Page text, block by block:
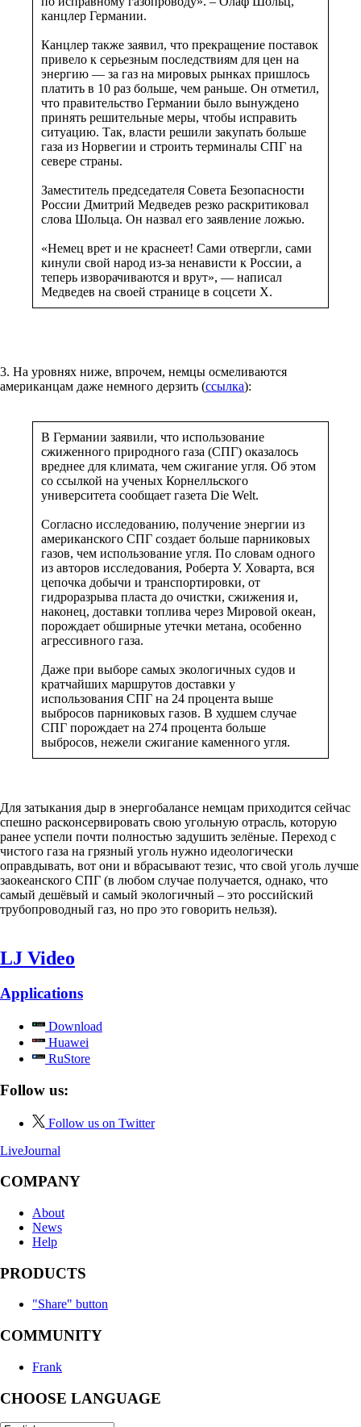
канцлер Германии.
Канцлер также заявил, что прекращение поставок
привело к серьезным последствиям для цен на
энергию — за газ на мировых рынках пришлось
платить в 10 раз больше, чем раньше. Он отметил,
что правительство Германии было вынуждено
принять решительные меры, чтобы исправить
ситуацию. Так, власти решили закупать больше
газа из Норвегии и строить терминалы СПГ на
севере страны.
Заместитель председателя Совета Безопасности
России Дмитрий Медведев резко раскритиковал
слова Шольца. Он назвал его заявление ложью.
«Немец врет и не краснеет! Сами отвергли, сами
кинули свой народ из-за ненависти к России, а
теперь изворачиваются и врут», — написал
Медведев на своей странице в соцсети X.
3. На уровнях ниже, впрочем, немцы осмеливаются
американцам даже немного дерзить (ссылка):
В Германии заявили, что использование
сжиженного природного газа (СПГ) оказалось
вреднее для климата, чем сжигание угля. Об этом
со ссылкой на ученых Корнелльского
университета сообщает газета Die Welt.
Согласно исследованию, получение энергии из
американского СПГ создает больше парниковых
газов, чем использование угля. По словам одного
из авторов исследования, Роберта У. Ховарта, вся
цепочка добычи и транспортировки, от
гидроразрыва пласта до очистки, сжижения и,
наконец, доставки топлива через Мировой океан,
порождает обширные утечки метана, особенно
агрессивного газа.
Даже при выборе самых экологичных судов и
кратчайших маршрутов доставки у
использования СПГ на 24 процента выше
выбросов парниковых газов. В худшем случае
СПГ порождает на 274 процента больше
выбросов, нежели сжигание каменного угля.
Для затыкания дыр в энергобалансе немцам приходится сейчас
спешно расконсервировать свою угольную отрасль, которую
ранее успели почти полностью задушить зелёные. Переход с
чистого газа на грязный уголь нужно идеологически
оправдывать, вот они и вбрасывают тезис, что свой уголь лучше
заокеанского СПГ (в любом случае получается, однако, что
самый дешёвый и самый экологичный – это российский
трубопроводный газ, но про это говорить нельзя).
LJ Video
Applications
Download
Huawei
RuStore
Follow us:
Follow us on Twitter
LiveJournal
COMPANY
About
News
Help
PRODUCTS
"Share" button
COMMUNITY
Frank
CHOOSE LANGUAGE